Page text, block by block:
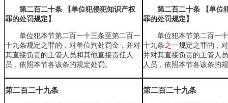
第二百二十条 【单位犯侵犯知识产权
罪的处罚规定】
单位犯本节第二百一十三条至第二百一
十九条规定之罪的，对单位判处罚金，并对
其直接负责的主管人员和其他直接责任人
员，依照本节各该条的规定处罚。
第二百二十条 【单位
罪的处罚规定】
单位犯本节第二百一
十九条之一规定之罪的，
并对其直接负责的主管人
人员，依照本节各该条的
第二百二十九条 第二百二十九条